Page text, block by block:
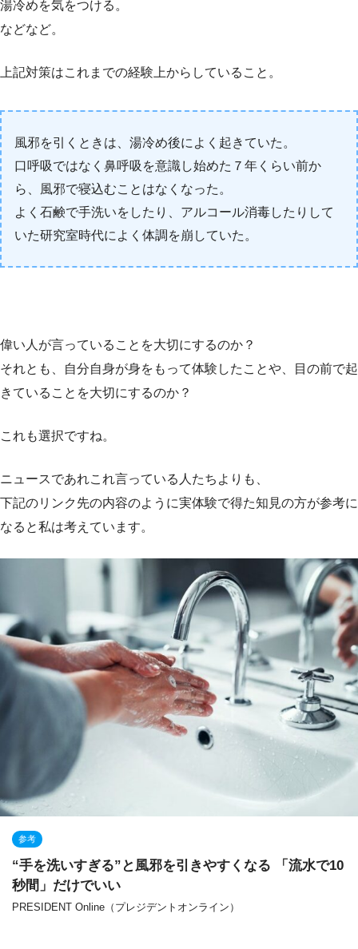
湯冷めを気をつける。
などなど。
上記対策はこれまでの経験上からしていること。
風邪を引くときは、湯冷め後によく起きていた。
口呼吸ではなく鼻呼吸を意識し始めた７年くらい前か
ら、風邪で寝込むことはなくなった。
よく石鹸で手洗いをしたり、アルコール消毒したりして
いた研究室時代によく体調を崩していた。
偉い人が言っていることを大切にするのか？
それとも、自分自身が身をもって体験したことや、目の前で起
きていることを大切にするのか？
これも選択ですね。
ニュースであれこれ言っている人たちよりも、
下記のリンク先の内容のように実体験で得た知見の方が参考に
なると私は考えています。
参考
“手を洗いすぎる”と風邪を引きやすくなる 「流水で10
秒間」だけでいい
PRESIDENT Online（プレジデントオンライン）